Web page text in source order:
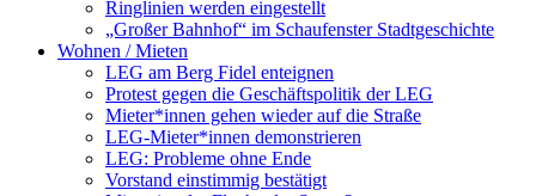
Ringlinien werden eingestellt
„Großer Bahnhof“ im Schaufenster Stadtgeschichte
Wohnen / Mieten
LEG am Berg Fidel enteignen
Protest gegen die Geschäftspolitik der LEG
Mieter*innen gehen wieder auf die Straße
LEG-Mieter*innen demonstrieren
LEG: Probleme ohne Ende
Vorstand einstimmig bestätigt